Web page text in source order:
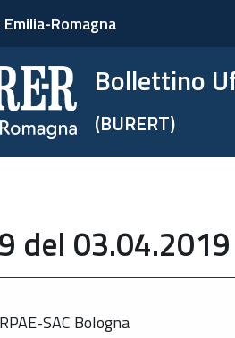
Romagna
Bollettino
(BURERT)
del
SAC Bologna